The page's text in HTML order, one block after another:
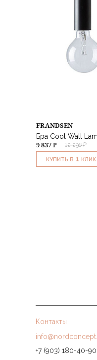
FRANDSEN
Бра Cool Wall
12 296 ₽
9 837 ₽
КУПИТЬ В 1 КЛИК
Контакты
+7 (903) 180-40-90